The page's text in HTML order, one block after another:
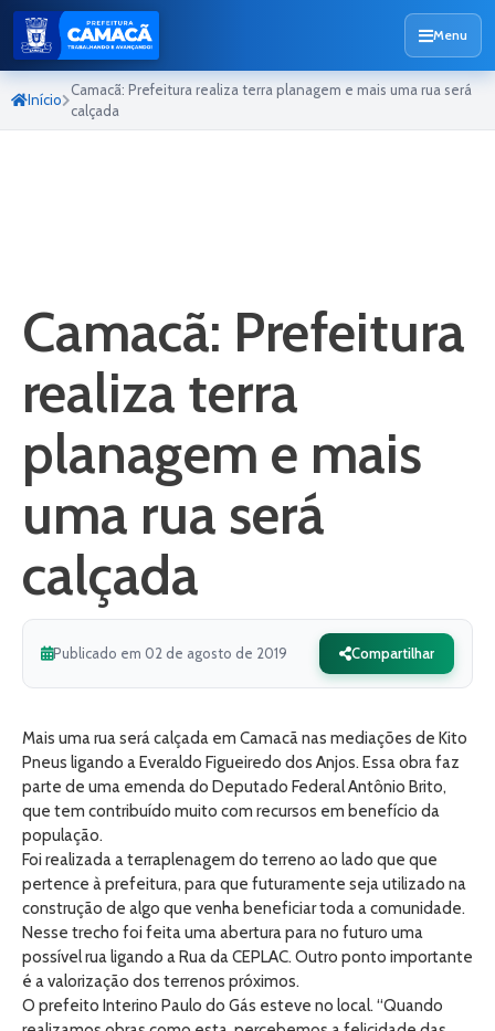
Menu
Início
Camacã: Prefeitura realiza terra planagem e mais uma rua será
calçada
Camacã: Prefeitura
realiza terra
planagem e mais
uma rua será
calçada
Publicado em 02 de agosto de 2019 Compartilhar
Mais uma rua será calçada em Camacã nas mediações de Kito
Pneus ligando a Everaldo Figueiredo dos Anjos. Essa obra faz
parte de uma emenda do Deputado Federal Antônio Brito,
que tem contribuído muito com recursos em benefício da
população.
Foi realizada a terraplenagem do terreno ao lado que que
pertence à prefeitura, para que futuramente seja utilizado na
construção de algo que venha beneficiar toda a comunidade.
Nesse trecho foi feita uma abertura para no futuro uma
possível rua ligando a Rua da CEPLAC. Outro ponto importante
é a valorização dos terrenos próximos.
O prefeito Interino Paulo do Gás esteve no local. “Quando